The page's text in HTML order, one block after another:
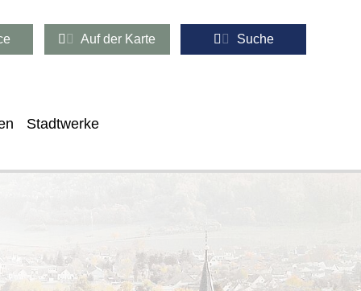
Auf der Karte Suche
Stadtwerke